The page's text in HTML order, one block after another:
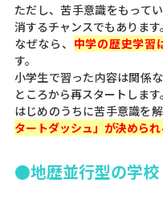
ただし、苦手意識をもって
消するチャンスでもあります。
なぜなら、 中学の歴史学習
す。
小学生で習った内容は関係
ところから再スタートします。
はじめのうちに苦手意識を
タートダッシュ」が決めら
●地歴並行型の学校